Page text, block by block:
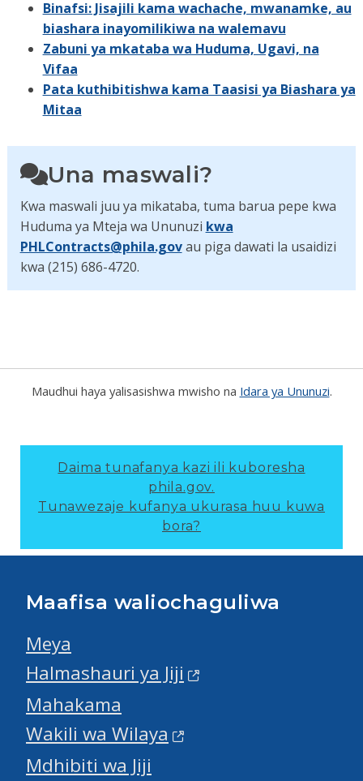
Binafsi: Jisajili kama wachache, mwanamke, au
biashara inayomilikiwa na walemavu
Zabuni ya mkataba wa Huduma, Ugavi, na
Vifaa
Pata kuthibitishwa kama Taasisi ya Biashara ya
Mitaa
Una maswali?
Kwa maswali juu ya mikataba, tuma barua pepe kwa
Huduma ya Mteja wa Ununuzi kwa
PHLContracts@phila.govau piga dawati la usaidizi
kwa (215) 686-4720.
Maudhui haya yalisasishwa mwisho na Idara ya Ununuzi.
Daima tunafanya kazi ili kuboresha
phila.gov.
Tunawezaje kufanya ukurasa huu kuwa
bora?
Maafisa waliochaguliwa
Meya
Halmashauri ya Jiji
Mahakama
Wakili wa Wilaya
Mdhibiti wa Jiji